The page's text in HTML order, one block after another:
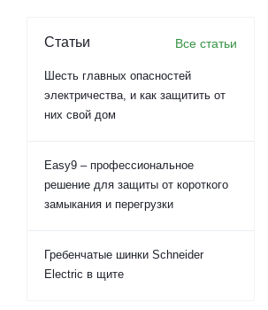
Статьи Все статьи
Шесть главных опасностей
электричества, и как защитить от
них свой дом
Easy9 – профессиональное
решение для защиты от короткого
замыкания и перегрузки
Гребенчатые шинки Schneider
Electric в щите